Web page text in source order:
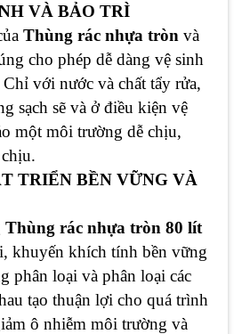
VÀ BẢO TRÌ
Thùng rác nhựa tròn và
cho phép dễ dàng vệ sinh
với nước và chất tẩy rửa,
sạch sẽ và ở điều kiện vệ
một môi trường dễ chịu,
TRIỂN BỀN VỮNG VÀ
Thùng rác nhựa tròn 80 lít
khuyến khích tính bền vững
phân loại và phân loại các
tạo thuận lợi cho quá trình
ô nhiễm môi trường và